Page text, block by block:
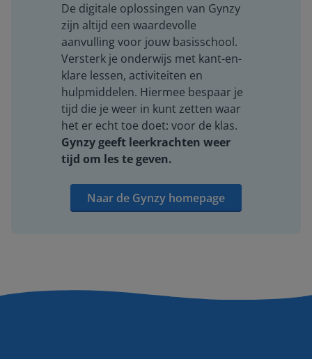
De digitale oplossingen van Gynzy
zijn altijd een waardevolle
aanvulling voor jouw basisschool.
Versterk je onderwijs met kant-en-
klare lessen, activiteiten en
hulpmiddelen. Hiermee bespaar je
tijd die je weer in kunt zetten waar
het er echt toe doet: voor de klas.
Gynzy geeft leerkrachten weer
tijd om les te geven.
Naar de Gynzy homepage